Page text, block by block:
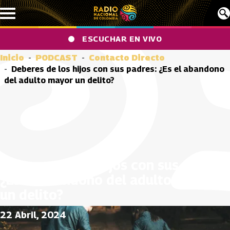
Pasar al contenido principal
ESCUCHAR EN VIVO
Inicio PODCAST
Contacto Directo
Deberes de los hijos con sus padres: ¿Es el abandono
del adulto mayor un delito?
22 Abril, 2024